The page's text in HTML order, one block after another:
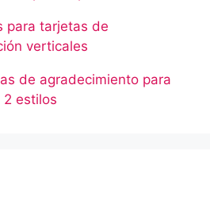
para tarjetas de
verticales
de agradecimiento para
estilos